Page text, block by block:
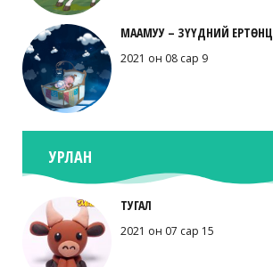
МААМУУ – ЗҮҮДНИЙ ЕРТӨНЦ
2021 он 08 сар 9
УРЛАН
ТУГАЛ
2021 он 07 сар 15